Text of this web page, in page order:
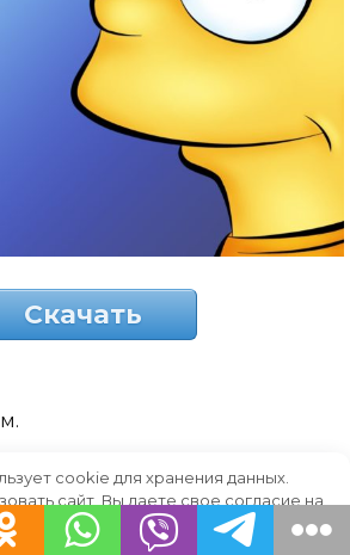
Скачать
cookie для хранения данных.
сайт, Вы даете свое согласие на
с этими файлами.
OK